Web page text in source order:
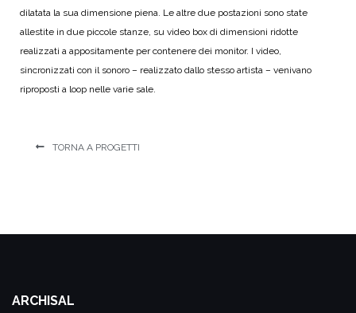
dilatata la sua dimensione piena. Le altre due postazioni sono state
allestite in due piccole stanze, su video box di dimensioni ridotte
realizzati a appositamente per contenere dei monitor. I video,
sincronizzati con il sonoro – realizzato dallo stesso artista – venivano
riproposti a loop nelle varie sale.
TORNA A PROGETTI
ARCHISAL